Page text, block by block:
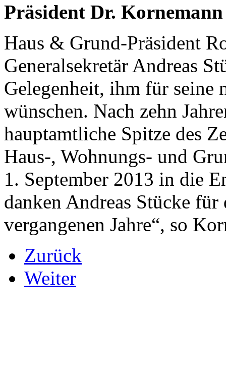
Präsident Dr.
Haus & Grund-Präsident
Generalsekretär Andreas
Gelegenheit, ihm für seine
wünschen. Nach zehn
hauptamtliche Spitze des
Haus-, Wohnungs- und
1. September 2013 in die
danken Andreas Stücke
vergangenen Jahre“, so
Zurück
Weiter